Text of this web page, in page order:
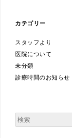
カテゴリー
スタッフより
医院について
未分類
診療時間のお知らせ